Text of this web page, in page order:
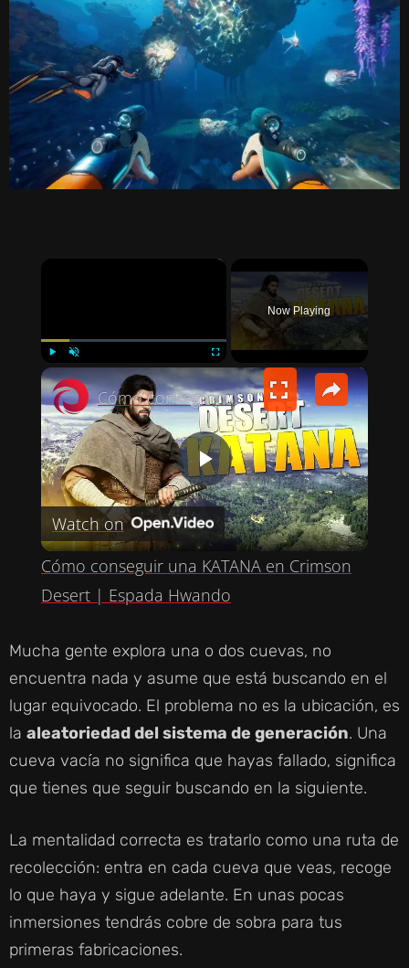
×
FULLSCREEN
Now Playing
×
P
L
A
Y
V
I
E
O
Cómo conseguir una KATANA en Crimson Desert | Espada Hwando
Watch on
Cómo conseguir una KATANA en Crimson
Desert | Espada Hwando
Mucha gente explora una o dos cuevas, no
encuentra nada y asume que está buscando en el
lugar equivocado. El problema no es la ubicación, es
la aleatoriedad del sistema de generación. Una
cueva vacía no significa que hayas fallado, significa
que tienes que seguir buscando en la siguiente.
La mentalidad correcta es tratarlo como una ruta de
recolección: entra en cada cueva que veas, recoge
lo que haya y sigue adelante. En unas pocas
inmersiones tendrás cobre de sobra para tus
primeras fabricaciones.